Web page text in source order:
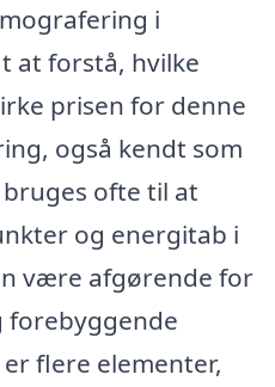
i
at forstå, hvilke
prisen for denne
også kendt som
ofte til at
og energitab i
være afgørende for
flere elementer,